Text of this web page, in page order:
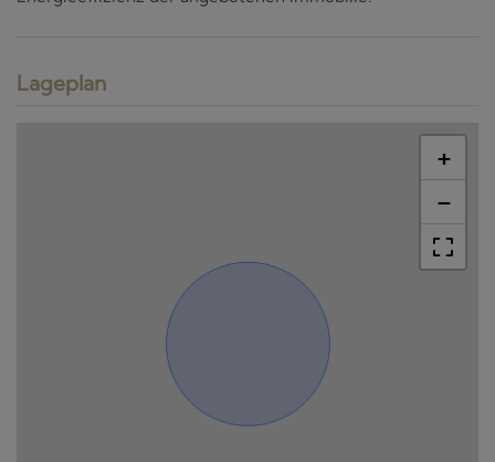
Lageplan
+
−